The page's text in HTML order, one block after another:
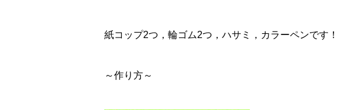
紙コップ2つ，輪ゴム2つ，ハサミ，カラーペンです！
～作り方～